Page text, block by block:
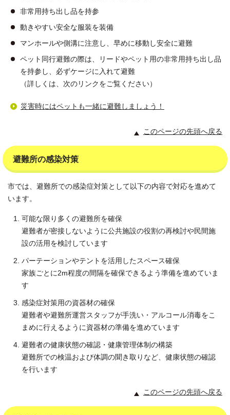
非常用持ち出し品を持参
動きやすい安全な服装を装備
マンホールや側溝に注意し、早めに移動し安全に避難
ペット同行避難の際は、リードやペット用の非常用持ち出し品
を持参し、必ずケージに入れて避難
（詳しくは、次のリンクをご覧ください）
災害時にはペットも一緒に避難しましょう！
このページの先頭へ戻る
避難所の感染対策
市では、避難所での感染症対策として以下の内容で対応を進めて
います。
可能な限り多くの避難所を確保
避難者が密接しないように公共施設の役割の再検討や民間施
設の活用を検討しています
パーテーションやテントを活用したスペース確保
家族ごとに2m程度の間隔を確保できるよう準備を進めていま
す
感染症対策用の資器材の確保
避難者や避難所運営スタッフが手洗い・アルコール消毒をこ
まめに行えるように資器材の準備を進めています
避難者の健康状態の確認・健康管理体制の構築
避難所での検温および体調の聞き取りなど、健康状態の確認
を行います
このページの先頭へ戻る